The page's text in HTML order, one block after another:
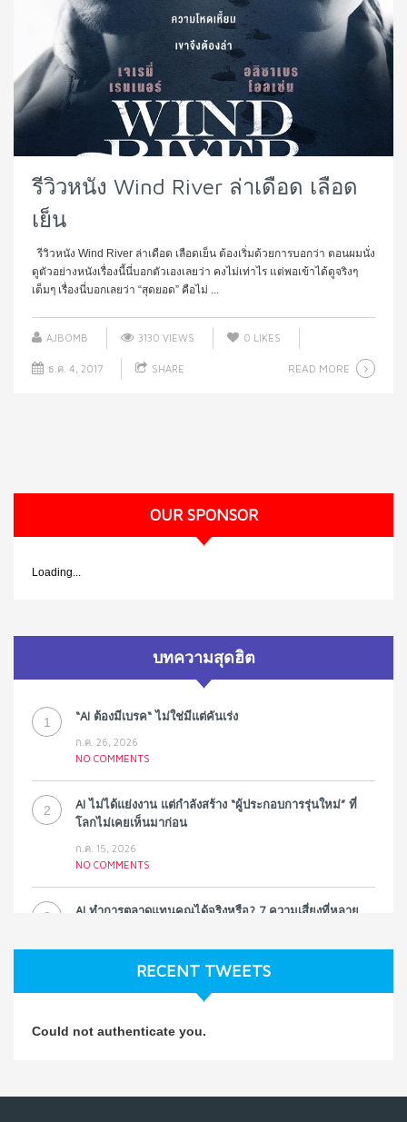
รีวิวหนัง Wind River ล่าเดือด เลือด
เย็น
รีวิวหนัง Wind River ล่าเดือด เลือดเย็น ต้องเริ่มด้วยการบอกว่า ตอนผมนั่ง
ดูตัวอย่างหนังเรื่องนี้นี่บอกตัวเองเลยว่า คงไม่เท่าไร แต่พอเข้าได้ดูจริงๆ
เต็มๆ เรื่องนี่บอกเลยว่า “สุดยอด” คือไม่ ...
AJBOMB 3130 VIEWS 0 LIKES
ธ.ค. 4, 2017 SHARE READ MORE
OUR SPONSOR
Loading...
บทความสุดฮิต
1 “AI ต้องมีเบรค“ ไม่ใช่มีแต่คันเร่ง
ก.ค. 26, 2026
NO COMMENTS
2
AI ไม่ได้แย่งงาน แต่กำลังสร้าง “ผู้ประกอบการรุ่นใหม่” ที่
โลกไม่เคยเห็นมาก่อน
ก.ค. 15, 2026
NO COMMENTS
3
AI ทำการตลาดแทนคุณได้จริงหรือ? 7 ความเสี่ยงที่หลาย
NO COMMENTS
Koe ในแบบอาจารย์บอม
RECENT TWEETS
Could not authenticate you.